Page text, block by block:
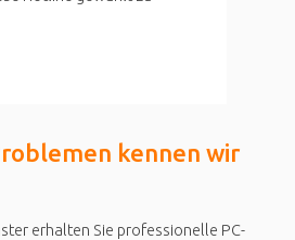
kennen wir
erhalten Sie professionelle PC-